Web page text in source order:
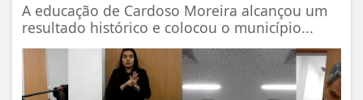
A educação de Cardoso Moreira alcançou um
resultado histórico e colocou o município...